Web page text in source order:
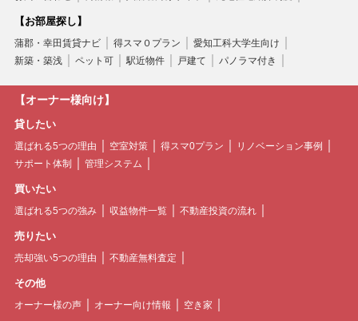
【お部屋探し】
蒲郡・幸田賃貸ナビ 得スマ０プラン
愛知工科大学生向け
新築・築浅
ペット可 駅近物件 戸建て パノラマ付き
【オーナー様向け】
貸したい
選ばれる5つの理由 空室対策 得スマ0プラン
リノベーション事例
サポート体制
管理システム
買いたい
選ばれる5つの強み 収益物件一覧 不動産投資の流れ
売りたい
売却強い5つの理由 不動産無料査定
その他
オーナー様の声 オーナー向け情報 空き家